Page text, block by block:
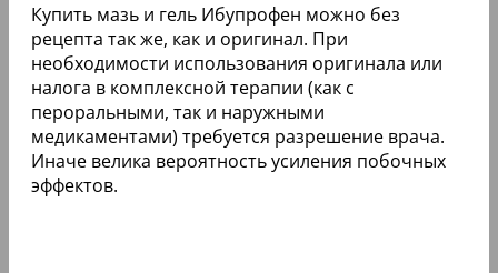
Купить мазь и гель Ибупрофен можно без
рецепта так же, как и оригинал. При
необходимости использования оригинала или
налога в комплексной терапии (как с
пероральными, так и наружными
медикаментами) требуется разрешение врача.
Иначе велика вероятность усиления побочных
эффектов.